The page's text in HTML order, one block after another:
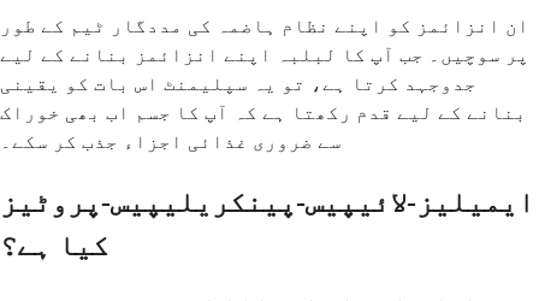
ان انزائمز کو اپنے نظام ہاضمہ کی مددگار ٹیم کے طور
پر سوچیں۔ جب آپ کا لبلبہ اپنے انزائمز بنانے کے لیے
جدوجہد کرتا ہے، تو یہ سپلیمنٹ اس بات کو یقینی
بنانے کے لیے قدم رکھتا ہے کہ آپ کا جسم اب بھی خوراک
سے ضروری غذائی اجزاء جذب کر سکے۔
ایمیلیز-لائیپیس-پینکریلیپیس-پروٹیز
کیا ہے؟